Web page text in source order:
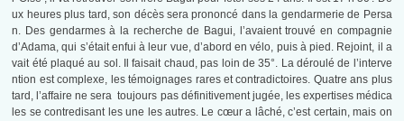
ux heures plus tard, son décès sera prononcé dans la gendarmerie de Persa
n. Des gendarmes à la recherche de Bagui, l’avaient trouvé en compagnie
d’Adama, qui s’était enfui à leur vue, d’abord en vélo, puis à pied. Rejoint, il a
vait été plaqué au sol. Il faisait chaud, pas loin de 35°. La déroulé de l’interve
ntion est complexe, les témoignages rares et contradictoires. Quatre ans plus
tard, l’affaire ne sera toujours pas définitivement jugée, les expertises médica
les se contredisant les une les autres. Le cœur a lâché, c’est certain, mais on